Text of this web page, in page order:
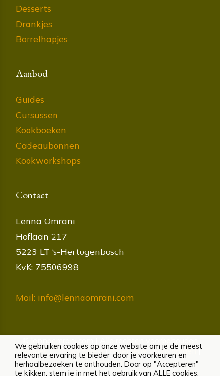
Desserts
Drankjes
Borrelhapjes
Aanbod
Guides
Cursussen
Kookboeken
Cadeaubonnen
Kookworkshops
Contact
Lenna Omrani
Hoflaan 217
5223 LT ‘s-Hertogenbosch
KvK: 75506998
Mail: info@lennaomrani.com
Cookies|Privacybeleid|Algemene voorwaarden|
Disclaimer
We gebruiken cookies op onze website om je de meest
relevante ervaring te bieden door je voorkeuren en
herhaalbezoeken te onthouden. Door op "Accepteren"
te klikken, stem je in met het gebruik van ALLE cookies.